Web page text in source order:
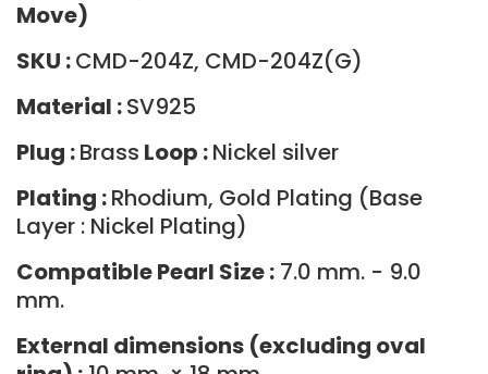
Move)
SKU :CMD-204Z, CMD-204Z(G)
Material :SV925
Plug :Brass Loop :Nickel silver
Plating :Rhodium, Gold Plating (Base
Layer : Nickel Plating)
Compatible Pearl Size : 7.0 mm. - 9.0
mm.
External dimensions (excluding oval